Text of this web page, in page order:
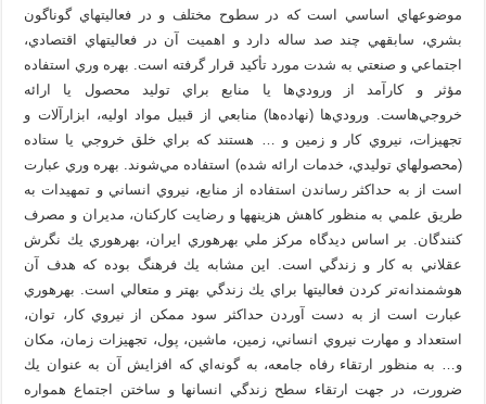
موضوع­هاي اساسي است که در سطوح مختلف و در فعاليت­هاي گوناگون
بشري، سابقه­ي چند صد ساله دارد و اهميت آن در فعاليت­هاي اقتصادي،
اجتماعي و صنعتي به شدت مورد تأکيد قرار گرفته است. بهره ‌وري استفاده
مؤثر و كارآمد از ورودي‌ها يا منابع براي توليد محصول يا ارائه
خروجي‌هاست. ورودي‌ها (نهاده‌ها) منابعي از قبيل مواد اوليه، ابزارآلات و
تجهيزات، نيروي كار و زمين و … هستند كه براي خلق خروجي يا ستاده
(محصول‏هاي توليدي، خدمات ارائه شده) استفاده مي‌شوند. بهره‏ وري عبارت
است از به حداكثر رساندن استفاده از منابع، نيروي انساني و تمهيدات به
طريق علمي به منظور كاهش هزينه‏ها و رضايت كاركنان، مديران و مصرف
كنندگان. بر اساس ديدگاه مرکز ملي بهره‏وري ايران، بهره‏وري يك نگرش
عقلاني به كار و زندگي است. اين مشابه يك فرهنگ بوده كه هدف آن
هوشمندانه‌تر كردن فعاليت‏ها براي يك زندگي بهتر و متعالي است. بهره‏وري
عبارت است از به دست آوردن حداكثر سود ممكن از نيروي كار، توان،
استعداد و مهارت نيروي انساني، زمين، ماشين، پول، تجهيزات زمان، مكان
و… به منظور ارتقاء رفاه جامعه، به گونه‌اي كه افزايش آن به عنوان يك
ضرورت، در جهت ارتقاء سطح زندگي انسان‏ها و ساختن اجتماع همواره